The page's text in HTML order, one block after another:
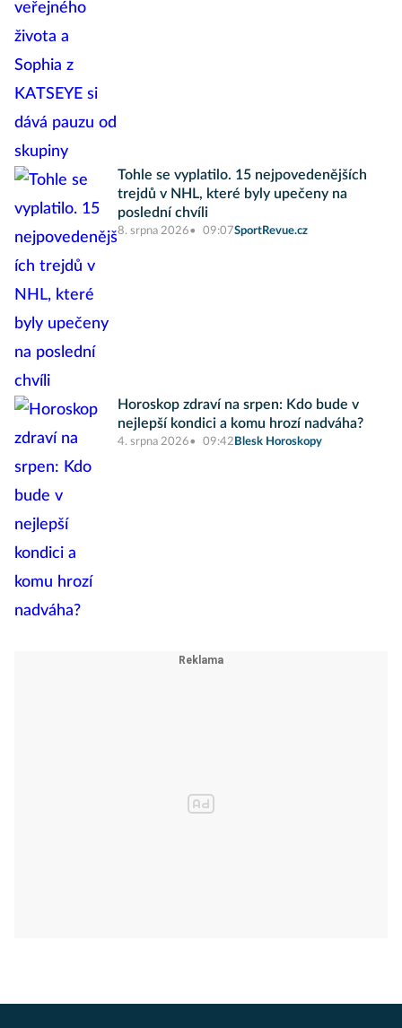
Tohle se vyplatilo. 15 nejpovedenějších
trejdů v NHL, které byly upečeny na
poslední chvíli
8. srpna 2026 09:07SportRevue.cz
Horoskop zdraví na srpen: Kdo bude v
nejlepší kondici a komu hrozí nadváha?
4. srpna 2026 09:42 Blesk Horoskopy